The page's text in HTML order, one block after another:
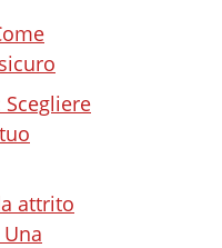
attrito